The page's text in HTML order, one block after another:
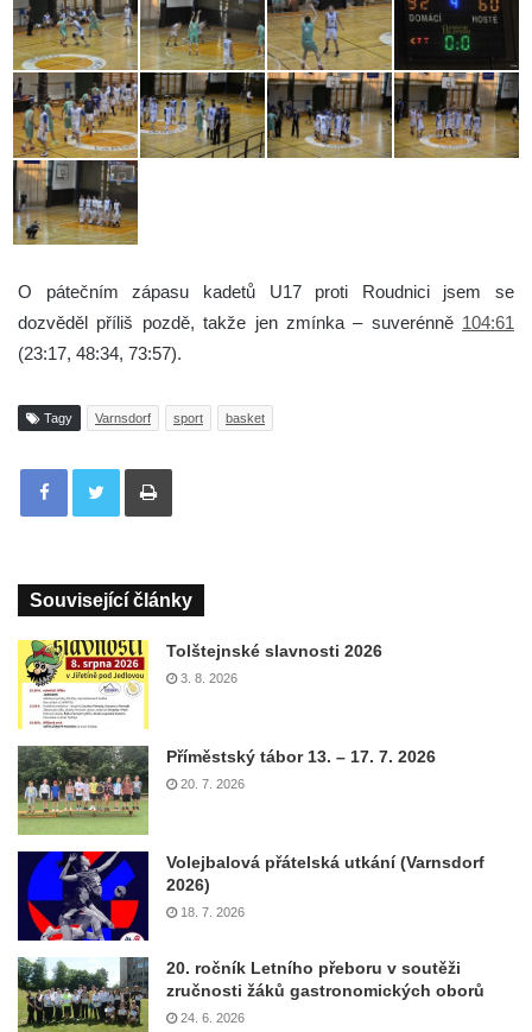
O pátečním zápasu kadetů U17 proti Roudnici jsem se
dozvěděl příliš pozdě, takže jen zmínka – suverénně 104:61
(23:17, 48:34, 73:57).
Tagy Varnsdorf sport basket
Tisknout
Související články
Tolštejnské slavnosti 2026
3. 8. 2026
Příměstský tábor 13. – 17. 7. 2026
20. 7. 2026
Volejbalová přátelská utkání (Varnsdorf
2026)
18. 7. 2026
20. ročník Letního přeboru v soutěži
zručnosti žáků gastronomických oborů
24. 6. 2026